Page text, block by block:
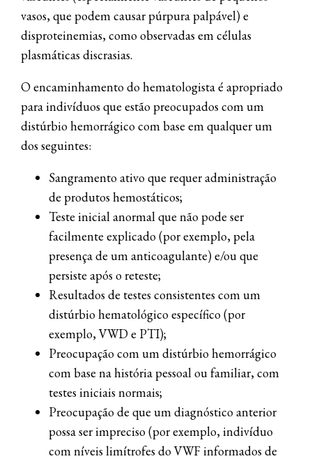
vasos, que podem causar púrpura palpável) e
disproteinemias, como observadas em células
plasmáticas discrasias.
O encaminhamento do hematologista é apropriado
para indivíduos que estão preocupados com um
distúrbio hemorrágico com base em qualquer um
dos seguintes:
Sangramento ativo que requer administração
de produtos hemostáticos;
Teste inicial anormal que não pode ser
facilmente explicado (por exemplo, pela
presença de um anticoagulante) e/ou que
persiste após o reteste;
Resultados de testes consistentes com um
distúrbio hematológico específico (por
exemplo, VWD e PTI);
Preocupação com um distúrbio hemorrágico
com base na história pessoal ou familiar, com
testes iniciais normais;
Preocupação de que um diagnóstico anterior
possa ser impreciso (por exemplo, indivíduo
com níveis limítrofes do VWF informados de